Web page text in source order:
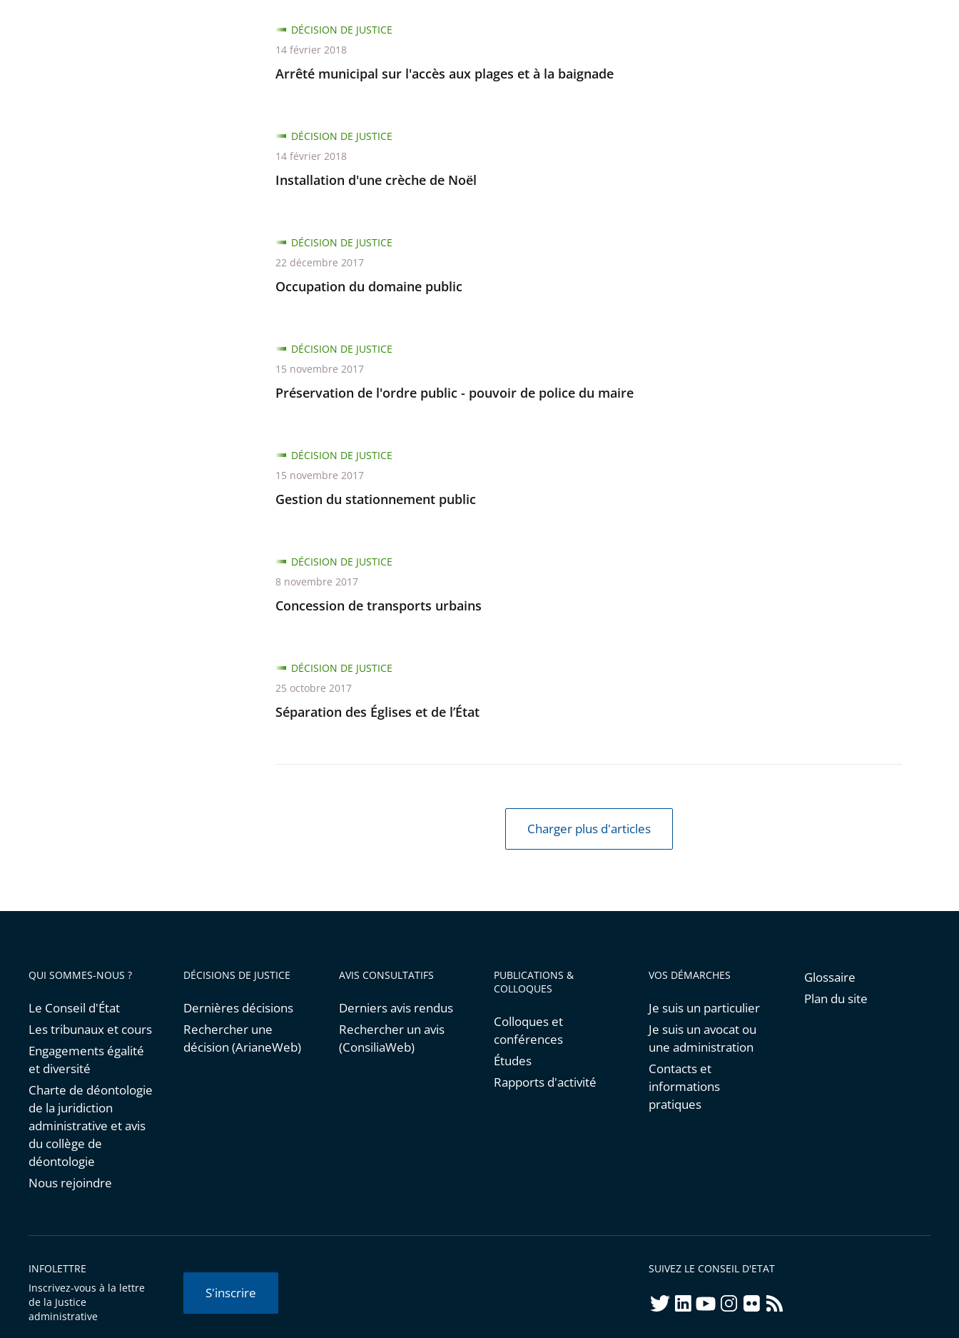
Arrêté municipal sur l'accès aux plages et à la baignade
DÉCISION DE JUSTICE
14 février 2018
Installation d'une crèche de Noël
DÉCISION DE JUSTICE
14 février 2018
Occupation du domaine public
DÉCISION DE JUSTICE
22 décembre 2017
Préservation de l'ordre public - pouvoir de police du maire
DÉCISION DE JUSTICE
15 novembre 2017
Gestion du stationnement public
DÉCISION DE JUSTICE
15 novembre 2017
Concession de transports urbains
DÉCISION DE JUSTICE
8 novembre 2017
Séparation des Églises et de l’État
DÉCISION DE JUSTICE
25 octobre 2017
Charger plus d'articles
QUI SOMMES-NOUS ?
Le Conseil d'État
Les tribunaux et cours
Engagements égalité
et diversité
Charte de déontologie
de la juridiction
administrative et avis
du collège de
déontologie
Nous rejoindre
DÉCISIONS DE JUSTICE
Dernières décisions
Rechercher une
décision (ArianeWeb)
AVIS CONSULTATIFS
Derniers avis rendus
Rechercher un avis
(ConsiliaWeb)
PUBLICATIONS &
COLLOQUES
Colloques et
conférences
Études
Rapports d'activité
VOS DÉMARCHES
Je suis un particulier
Je suis un avocat ou
une administration
Contacts et
informations
pratiques
Glossaire
Plan du site
INFOLETTRE
Inscrivez-vous à la lettre
de la Justice
administrative
S'inscrire
SUIVEZ LE CONSEIL D'ETAT
twitterlinkedInyoutubeinstagram
flickrrss